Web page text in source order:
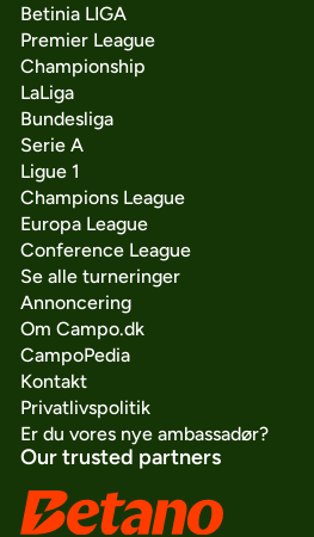
Betinia LIGA
Premier League
Championship
LaLiga
Bundesliga
Serie A
Ligue 1
Champions League
Europa League
Conference League
Se alle turneringer
Annoncering
Om Campo.dk
CampoPedia
Kontakt
Privatlivspolitik
Er du vores nye ambassadør?
Our trusted partners